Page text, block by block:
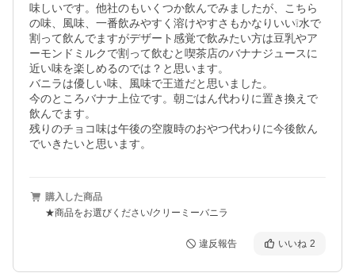
味しいです。他社のもいくつか飲んでみましたが、こちら
の味、風味、一番飲みやすく溶けやすさもかなりいい❕水で
割って飲んでますがデザート感覚で飲みたい方は豆乳やア
ーモンドミルクで割って飲むと喫茶店のバナナジュースに
近い味を楽しめるのでは？と思います。
バニラは優しい味、風味で王道だと思いました。
今のところバナナ上位です。朝ごはん代わりに置き換えで
飲んでます。
残りのチョコ味は午後の空腹時のおやつ代わりに今後飲ん
購入した商品
★商品をお選びください/クリーミーバニラ
違反報告 いいね 2